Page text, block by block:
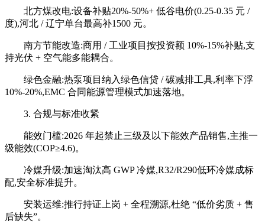
北方煤改电:设备补贴20%-50%+ 低谷电价(0.25-0.35 元 /
度),河北 / 辽宁单台最高补1500 元。
南方节能改造:商用 / 工业项目按投资额 10%-15%补贴,支
持光伏 + 空气能多能耦合。
绿色金融:热泵项目纳入绿色信贷 / 碳减排工具,利率下浮
10%-20%,EMC 合同能源管理模式加速落地。
3. 合规与标准收紧
能效门槛:2026 年起禁止三级及以下能效产品销售,主推一
级能效(COP≥4.6)。
冷媒升级:加速淘汰高 GWP 冷媒,R32/R290低环冷媒成标
配,安全标准提升。
安装运维:推行持证上岗 + 全程溯源,杜绝 “低价劣质 + 售
后缺失”。